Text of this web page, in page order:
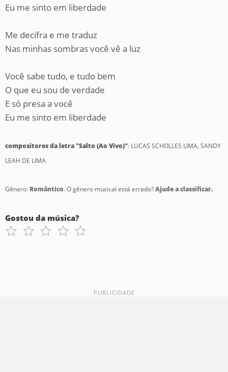
Eu me sinto em liberdade
Me decifra e me traduz
Nas minhas sombras você vê a luz
Você sabe tudo, e tudo bem
O que eu sou de verdade
E só presa a você
Eu me sinto em liberdade
compositores da letra "Salto (Ao Vivo)": LUCAS SCHOLLES LIMA, SANDY
LEAH DE LIMA
Gênero: Romântico. O gênero musical está errado?Ajude a classificar.
Gostou da música?